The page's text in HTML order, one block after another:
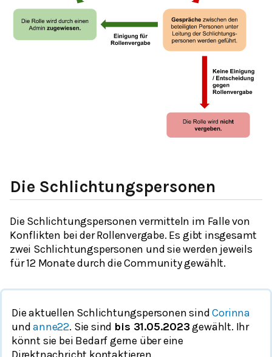
Die Schlichtungspersonen
Die Schlichtungspersonen vermitteln im Falle von
Konflikten bei der Rollenvergabe. Es gibt insgesamt
zwei Schlichtungspersonen und sie werden jeweils
für 12 Monate durch die Community gewählt.
Die aktuellen Schlichtungspersonen sindCorinna
undanne22. Sie sind bis 31.05.2023gewählt. Ihr
könnt sie bei Bedarf gerne über eine